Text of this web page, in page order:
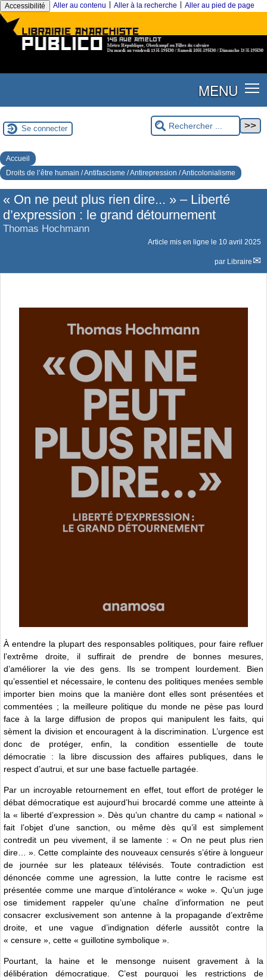
Accessibilité Aller au contenu Aller à la recherche Aller au pied de page
MENU
Se connecter
Accueil
Droits de l’être humain / Antifascisme / Antirepression / Anticolonialisme
« On ne peut plus rien dire... » – Liberté
d’expression : le grand détournement
Thomas Hochmann
Article mis en ligne le 10 avril 2025
par Libraire
À entendre la plupart des responsables politiques, pour faire refluer
l’extrême droite, il suffirait de prendre de bonnes mesures,
d’améliorer la vie des gens. Ils se trompent lourdement. Bien
qu’essentiel et nécessaire, le contenu des politiques menées semble
importer bien moins que la manière dont elles sont présentées et
commentées ; la meilleure politique du monde ne pèse pas lourd
face à la large diffusion de propos qui manipulent les faits, qui
sèment la division et encouragent à la discrimination. L’urgence est
donc de protéger, enfin, la condition essentielle de toute
démocratie : la libre discussion des affaires publiques, dans le
respect d’autrui, et sur une base factuelle partagée.
Par un incroyable retournement en effet, tout effort de protéger le
débat démocratique est aujourd’hui brocardé comme une atteinte à
la « liberté d’expression ». Dès qu’un chantre du camp « national »
fait l’objet d’une sanction, ou même dès qu’il est simplement
contredit un peu vivement, il se lamente : « On ne peut plus rien
dire… ». Cette complainte des nouveaux censurés s’étire à longueur
de journée sur les plateaux télévisés. Toute contradiction est
dénoncée comme une agression, la lutte contre le racisme est
présentée comme une marque d’intolérance « woke ». Qu’un juge
ose timidement rappeler qu’une chaîne d’information ne peut
consacrer exclusivement son antenne à la propagande d’extrême
droite, et une vague d’indignation déferle aussitôt contre la
« censure », cette « guillotine symbolique ».
Pourtant, la haine et le mensonge nuisent gravement à la
délibération démocratique. C’est pourquoi les restrictions de